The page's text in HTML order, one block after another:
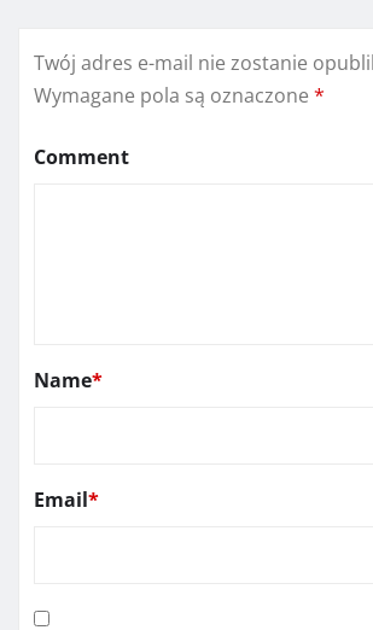
Twój adres e-mail nie zostanie
Wymagane pola są oznaczone *
Comment
Name*
Email*